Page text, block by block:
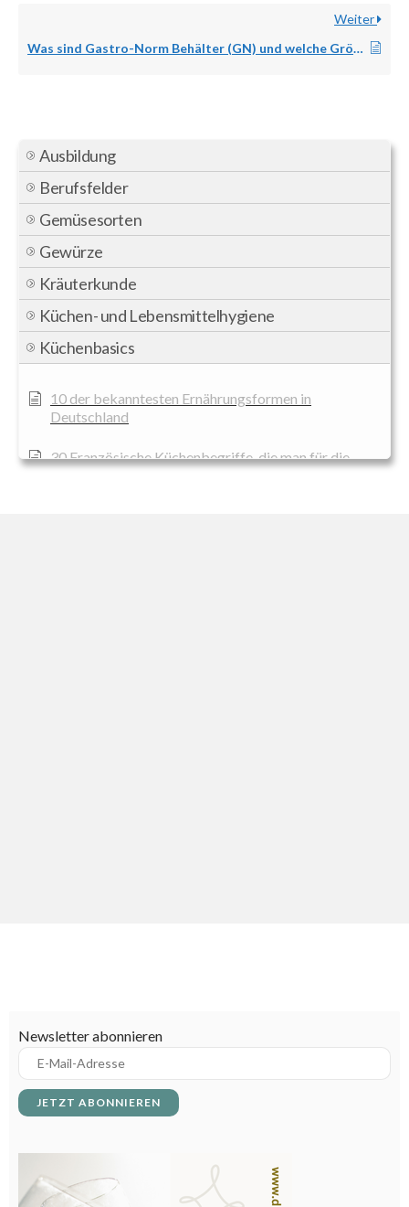
Ausbildung
Berufsfelder
Gemüsesorten
Gewürze
Kräuterkunde
Küchen- und Lebensmittelhygiene
Küchenbasics
10 der bekanntesten Ernährungsformen in
Deutschland
30 Französische Küchenbegriffe, die man für die
Beschreibung für Vegetarier
Erklärung: Gastro Euronorm-Stapelbehälter
Französische Fachbegriffe für Köche - A bis Z
Garstufen beim Rindfleisch – von Very Rare bis Well
Done
Weiter
Was sind Gastro-Norm Behälter (GN) und welche Größen gibt es
Newsletter abonnieren